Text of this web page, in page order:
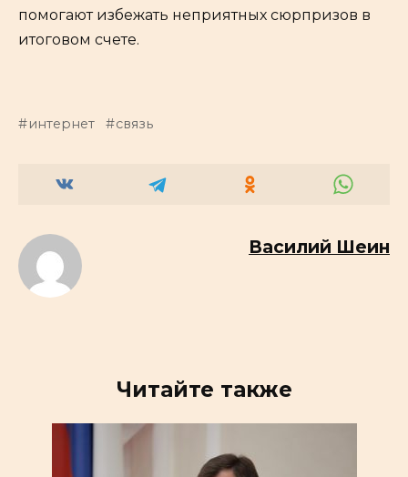
помогают избежать неприятных сюрпризов в
итоговом счете.
интернет связь
Василий Шеин
Читайте также